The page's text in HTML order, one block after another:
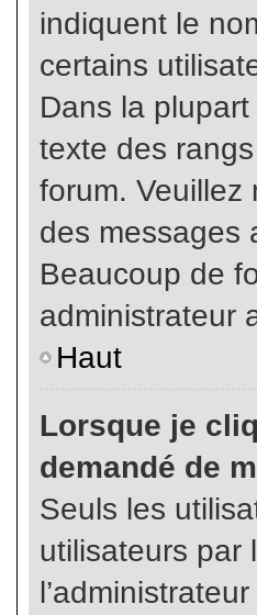
indiquent le
certains
Dans la
texte des
forum. Veuillez
des messages
Beaucoup de
administrateur
Haut
Lorsque je
demandé de
Seuls les
utilisateurs par